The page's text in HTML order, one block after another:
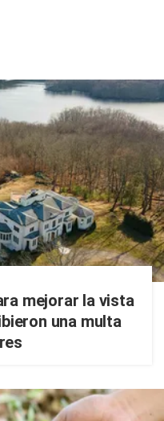
mejorar la vista
una multa